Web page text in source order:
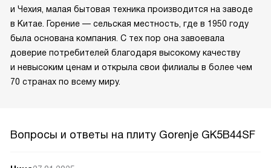
и Чехия, малая бытовая техника производится на заводе
в Китае. Горение — сельская местность, где в 1950 году
была основана компания. С тех пор она завоевала
доверие потребителей благодаря высокому качеству
и невысоким ценам и открыла свои филиалы в более чем
70 странах по всему миру.
Вопросы и ответы на плиту Gorenje GK5B44SF